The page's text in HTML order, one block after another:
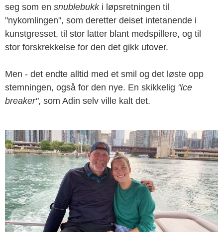
seg som en snublebukk i løpsretningen til
"nykomlingen", som deretter deiset intetanende i
kunstgresset, til stor latter blant medspillere, og til
stor forskrekkelse for den det gikk utover.
Men - det endte alltid med et smil og det løste opp
stemningen, også for den nye. En skikkelig "ice
breaker", som Adin selv ville kalt det.